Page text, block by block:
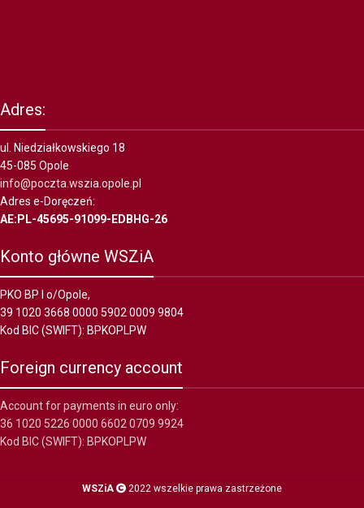
Adres:
ul. Niedziałkowskiego 18
45-085 Opole
info@poczta.wszia.opole.pl
Adres e-Doręczeń:
AE:PL-45695-91099-EDBHG-26
Konto główne WSZiA
PKO BP I o/Opole,
39 1020 3668 0000 5902 0009 9804
Kod BIC (SWIFT): BPKOPLPW
Foreign currency account
Account for payments in euro only:
36 1020 5226 0000 6602 0709 9924
Kod BIC (SWIFT): BPKOPLPW
WSZiA 2022 wszelkie prawa zastrzeżone